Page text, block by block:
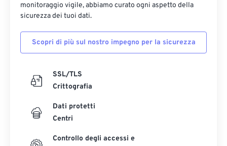
monitoraggio vigile, abbiamo curato ogni aspetto della
sicurezza dei tuoi dati.
Scopri di più sul nostro impegno per la sicurezza
SSL/TLS
Crittografia
Dati protetti
Centri
Controllo degli accessi e